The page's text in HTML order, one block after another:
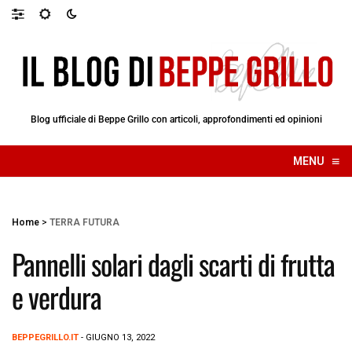
Blog ufficiale di Beppe Grillo con articoli, approfondimenti ed opinioni
MENU ≡
☰
Home > TERRA FUTURA
Pannelli solari dagli scarti di frutta
e verdura
BEPPEGRILLO.IT - GIUGNO 13, 2022